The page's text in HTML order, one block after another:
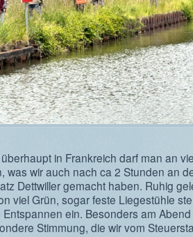
in Frankreich darf man an
was wir auch nach ca 2 Stunden an
Dettwiller gemacht haben. Ruhig
viel Grün, sogar feste Liegestühle
Entspannen ein. Besonders am
Stimmung, die wir vom